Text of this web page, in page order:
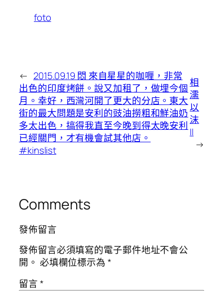
foto
← 2015.09.19 悶 來自星星的咖喱，非常
出色的印度烤餅。說又加租了，做埋今個
月。幸好，西灣河開了更大的分店。東大
街的最大問題是安利的豉油撈粗和鮮油奶
多太出色，搞得我直至今晚到得太晚安利
已經關門，才有機會試其他店。
#kinslist
相
濡
以
沫
II
→
Comments
發佈留言
發佈留言必須填寫的電子郵件地址不會公
開。 必填欄位標示為*
留言*